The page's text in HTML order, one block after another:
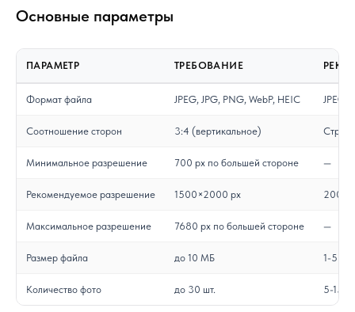
Основные параметры
ПАРАМЕТР ТРЕБОВАНИЕ
Формат файла JPEG, JPG, PNG, WebP, HEIC JPEG
Соотношение сторон 3:4 (вертикальное)
Минимальное разрешение 700 px по большей стороне —
Рекомендуемое разрешение 1500×2000 px
Максимальное разрешение 7680 px по большей стороне —
Размер файла до 10 МБ 1-5 МБ
Количество фото до 30 шт. 5-15